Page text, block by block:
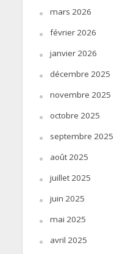
mars 2026
février 2026
janvier 2026
décembre 2025
novembre 2025
octobre 2025
septembre 2025
août 2025
juillet 2025
juin 2025
mai 2025
avril 2025